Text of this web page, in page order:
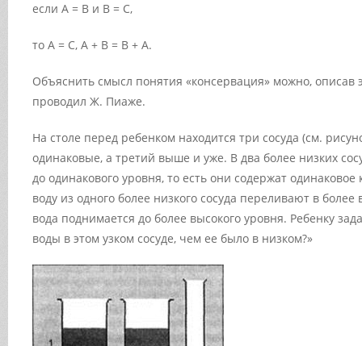
если А = В и В = С,
то А = С, А + В = В + А.
Объяснить смысл понятия «консервация» можно, описав
проводил Ж. Пиаже.
На столе перед ребенком находится три сосуда (см.
одинаковые, а третий выше и уже. В два более низких
до одинакового уровня, то есть они содержат
воду из одного более низкого сосуда переливают в
вода поднимается до более высокого уровня. Ребенку
воды в этом узком сосуде, чем ее было в низком?»